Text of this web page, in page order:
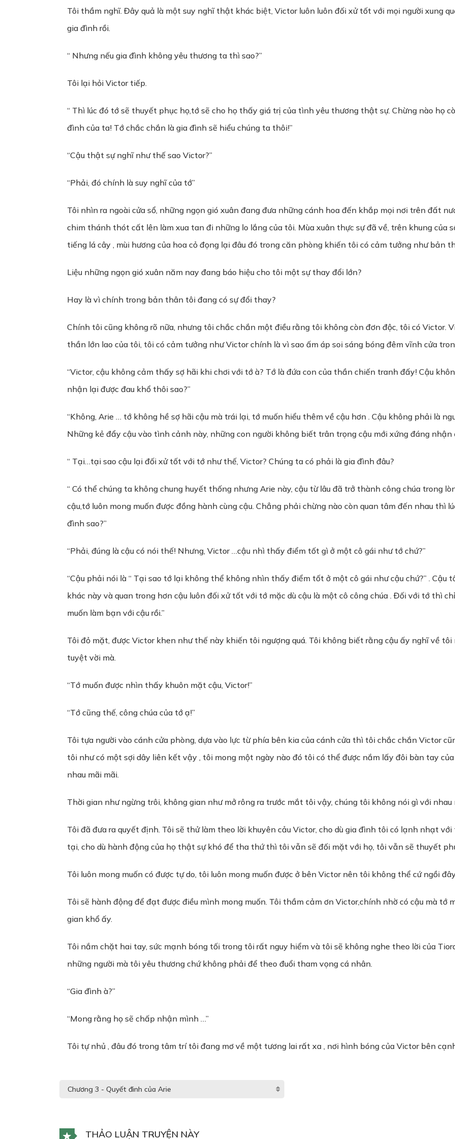
Tôi thầm nghĩ. Đây quả là một suy nghĩ thật khác biệt, Victor luôn luôn đối xử tốt với mọi người xung
gia đình rồi.
“ Nhưng nếu gia đình không yêu thương ta thì sao?”
Tôi lại hỏi Victor tiếp.
“ Thì lúc đó tớ sẽ thuyết phục họ,tớ sẽ cho họ thấy giá trị của tình yêu thương thật sự. Chừng nào họ
đình của ta! Tớ chắc chắn là gia đình sẽ hiểu chúng ta thôi!”
“Cậu thật sự nghĩ như thế sao Victor?”
“Phải, đó chính là suy nghĩ của tớ”
Tôi nhìn ra ngoài cửa sổ, những ngọn gió xuân đang đưa những cánh hoa đến khắp mọi nơi trên đất
chim thánh thót cất lên làm xua tan đi những lo lắng của tôi. Mùa xuân thực sự đã về, trên khung của
tiếng lá cây , mùi hương của hoa cỏ đọng lại đâu đó trong căn phòng khiến tôi có cảm tưởng như bản
Liệu những ngọn gió xuân năm nay đang báo hiệu cho tôi một sự thay đổi lớn?
Hay là vì chính trong bản thân tôi đang có sự đổi thay?
Chính tôi cũng không rõ nữa, nhưng tôi chắc chắn một điều rằng tôi không còn đơn độc, tôi có Victor.
thần lớn lao của tôi, tôi có cảm tưởng như Victor chính là vì sao ấm áp soi sáng bóng đêm vĩnh cửa
“Victor, cậu không cảm thấy sợ hãi khi chơi với tớ à? Tớ là đứa con của thần chiến tranh đấy! Cậu
nhận lại được đau khổ thôi sao?”
“Không, Arie … tớ không hề sợ hãi cậu mà trái lại, tớ muốn hiểu thêm về cậu hơn . Cậu không phải là
Những kẻ đẩy cậu vào tình cảnh này, những con người không biết trân trọng cậu mới xứng đáng nhận
“ Tại…tại sao cậu lại đối xử tốt với tớ như thế, Victor? Chúng ta có phải là gia đình đâu?
“ Có thể chúng ta không chung huyết thống nhưng Arie này, cậu từ lâu đã trở thành công chúa trong
cậu,tớ luôn mong muốn được đồng hành cùng cậu. Chẳng phải chừng nào còn quan tâm đến nhau thì
đình sao?”
“Phải, đúng là cậu có nói thế! Nhưng, Victor …cậu nhì thấy điểm tốt gì ở một cô gái như tớ chứ?”
“Cậu phải nói là “ Tại sao tớ lại không thể không nhìn thấy điểm tốt ở một cô gái như cậu chứ?” . Cậu
khác này và quan trong hơn cậu luôn đối xử tốt với tớ mặc dù cậu là một cô công chúa . Đối với tớ thì
muốn làm bạn với cậu rồi.”
Tôi đỏ mặt, được Victor khen như thế này khiến tôi ngượng quá. Tôi không biết rằng cậu ấy nghĩ về
tuyệt vời mà.
“Tớ muốn được nhìn thấy khuôn mặt cậu, Victor!”
“Tớ cũng thế, công chúa của tớ ạ!”
Tôi tựa người vào cánh cửa phòng, dựa vào lực từ phía bên kia của cánh cửa thì tôi chắc chắn Victor
tôi như có một sợi dây liên kết vậy , tôi mong một ngày nào đó tôi có thể được nắm lấy đôi bàn tay
nhau mãi mãi.
Thời gian như ngừng trôi, không gian như mở rông ra trước mắt tôi vậy, chúng tôi không nói gì với
Tôi đã đưa ra quyết định. Tôi sẽ thử làm theo lời khuyên cảu Victor, cho dù gia đình tôi có lạnh nhạt
tại, cho dù hành động của họ thật sự khó để tha thứ thì tôi vẫn sẽ đối mặt với họ, tôi vẫn sẽ thuyết
Tôi luôn mong muốn có được tự do, tôi luôn mong muốn được ở bên Victor nên tôi không thể cứ ngồi
Tôi sẽ hành động để đạt được điều mình mong muốn. Tôi thầm cảm ơn Victor,chính nhờ có cậu mà tớ
gian khổ ấy.
Tôi nắm chặt hai tay, sức mạnh bóng tối trong tôi rất nguy hiểm và tôi sẽ không nghe theo lời của
những người mà tôi yêu thương chứ không phải để theo đuổi tham vọng cá nhân.
“Gia đình à?”
“Mong rằng họ sẽ chấp nhận mình …”
Tôi tự nhủ , đâu đó trong tâm trí tôi đang mơ về một tương lai rất xa , nơi hình bóng của Victor bên
THẢO LUẬN TRUYỆN NÀY